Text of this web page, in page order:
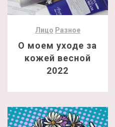
Лицо Разное
О моем уходе за
кожей весной
2022